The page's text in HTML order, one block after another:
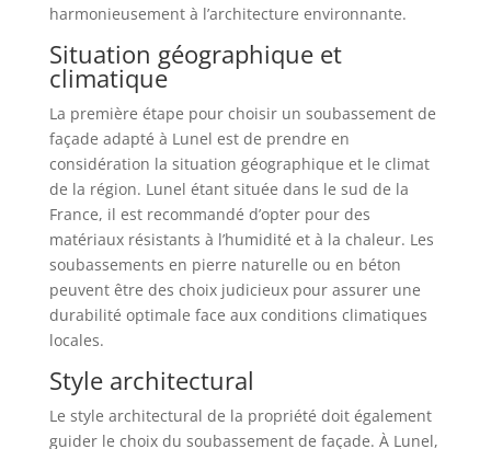
harmonieusement à l’architecture environnante.
Situation géographique et
climatique
La première étape pour choisir un soubassement de
façade adapté à Lunel est de prendre en
considération la situation géographique et le climat
de la région. Lunel étant située dans le sud de la
France, il est recommandé d’opter pour des
matériaux résistants à l’humidité et à la chaleur. Les
soubassements en pierre naturelle ou en béton
peuvent être des choix judicieux pour assurer une
durabilité optimale face aux conditions climatiques
locales.
Style architectural
Le style architectural de la propriété doit également
guider le choix du soubassement de façade. À Lunel,